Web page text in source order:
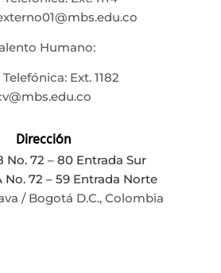
Humano:
Ext. 1182
Dirección
No. 72 – 80 Entrada Sur
No. 72 – 59 Entrada Norte
/ Bogotá D.C., Colombia